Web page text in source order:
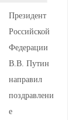
Президент
Российской
Федерации
В.В. Путин
направил
поздравлени
е